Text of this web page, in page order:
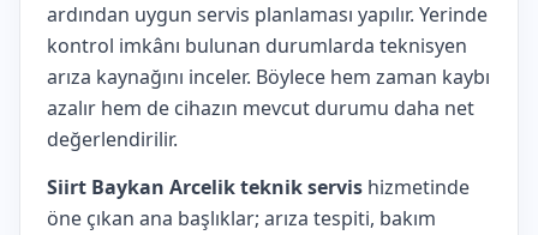
ardından uygun servis planlaması yapılır. Yerinde
kontrol imkânı bulunan durumlarda teknisyen
arıza kaynağını inceler. Böylece hem zaman kaybı
azalır hem de cihazın mevcut durumu daha net
değerlendirilir.
Siirt Baykan Arcelik teknik servis hizmetinde
öne çıkan ana başlıklar; arıza tespiti, bakım